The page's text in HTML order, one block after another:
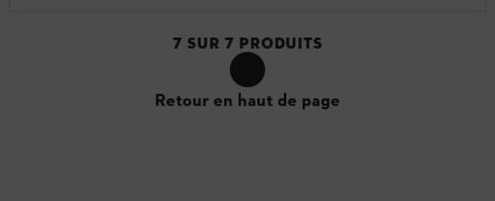
7 SUR 7 PRODUITS
Retour en haut de page